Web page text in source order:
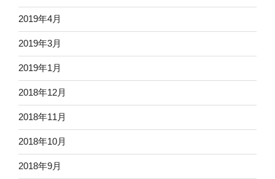
2019年4月
2019年3月
2019年1月
2018年12月
2018年11月
2018年10月
2018年9月